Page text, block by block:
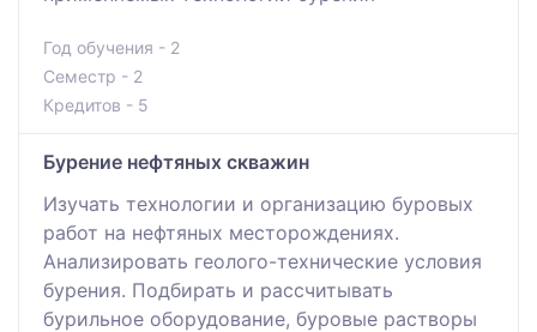
Год обучения - 2
Семестр - 2
Кредитов - 5
Бурение нефтяных скважин
Изучать технологии и организацию буровых
работ на нефтяных месторождениях.
Анализировать геолого-технические условия
бурения. Подбирать и рассчитывать
бурильное оборудование, буровые растворы